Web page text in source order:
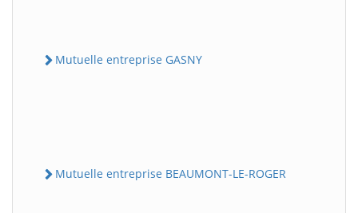
Mutuelle entreprise GASNY
Mutuelle entreprise BEAUMONT-LE-ROGER